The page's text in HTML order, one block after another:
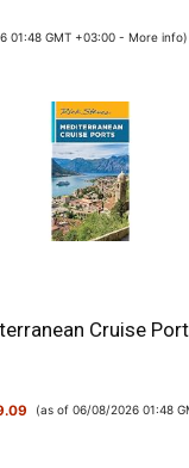
01:48 GMT +03:00 -More info)
Cruise
(as of 06/08/2026 01:48